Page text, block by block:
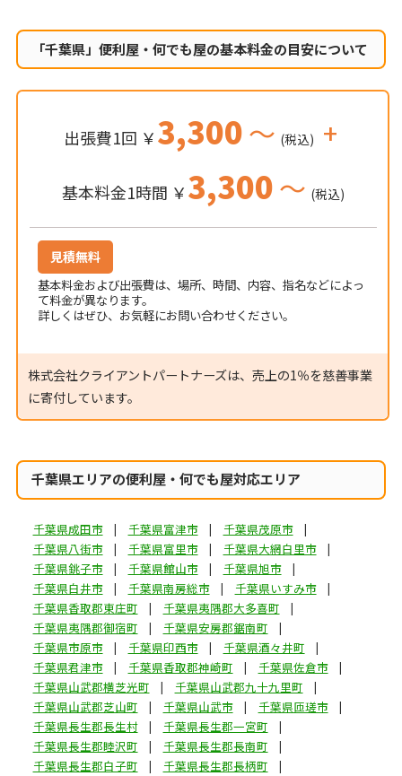
「千葉県」便利屋・何でも屋の基本料金の目安について
出張費1回 ￥3,300～ (税込) +
基本料金1時間 ￥3,300～ (税込)
見積無料
基本料金および出張費は、場所、時間、内容、指名などによっ
て料金が異なります。
詳しくはぜひ、お気軽にお問い合わせください。
株式会社クライアントパートナーズは、売上の1％を慈善事業
に寄付しています。
千葉県エリアの便利屋・何でも屋対応エリア
千葉県成田市 千葉県富津市
千葉県茂原市
千葉県八街市
千葉県富里市
千葉県大網白里市
千葉県銚子市
千葉県館山市
千葉県旭市
千葉県白井市
千葉県南房総市
千葉県いすみ市
千葉県香取郡東庄町
千葉県夷隅郡大多喜町
千葉県夷隅郡御宿町
千葉県安房郡鋸南町
千葉県市原市
千葉県印西市
千葉県酒々井町
千葉県君津市
千葉県香取郡神崎町
千葉県佐倉市
千葉県山武郡横芝光町
千葉県山武郡九十九里町
千葉県山武郡芝山町
千葉県山武市
千葉県匝瑳市
千葉県長生郡長生村
千葉県長生郡一宮町
千葉県長生郡睦沢町
千葉県長生郡長南町
千葉県長生郡白子町
千葉県長生郡長柄町